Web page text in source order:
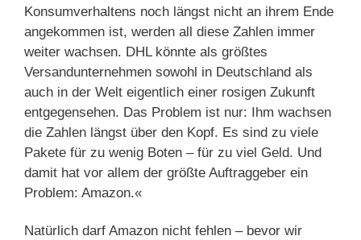
Konsumverhaltens noch längst nicht an ihrem Ende
angekommen ist, werden all diese Zahlen immer
weiter wachsen. DHL könnte als größtes
Versandunternehmen sowohl in Deutschland als
auch in der Welt eigentlich einer rosigen Zukunft
entgegensehen. Das Problem ist nur: Ihm wachsen
die Zahlen längst über den Kopf. Es sind zu viele
Pakete für zu wenig Boten – für zu viel Geld. Und
damit hat vor allem der größte Auftraggeber ein
Problem: Amazon.«
Natürlich darf Amazon nicht fehlen – bevor wir